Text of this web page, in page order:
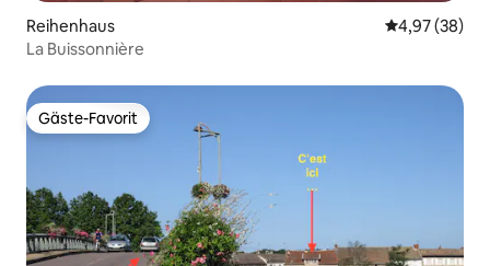
Reihenhaus
4,97 (38)
La Buissonnière
Gäste-Favorit
Gäste-Favorit